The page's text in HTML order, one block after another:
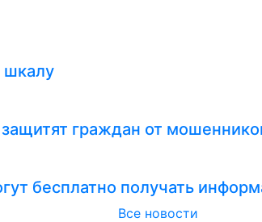
шкалу
граждан от
бесплатно получать
Все новости